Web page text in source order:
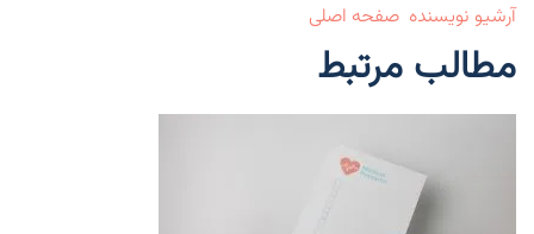
آرشیو نویسنده صفحه اصلی
مطالب مرتبط